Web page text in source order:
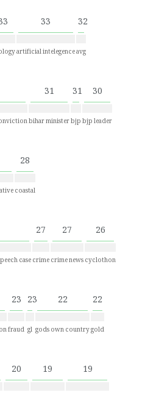
33
artificial intelegence
32
avg
31
bihar minister
31
bjp
30
bjp leader
28
coastal
case
27
crime
27
crime news
26
cyclothon
23
fraud
23
gl
22
gods own country
22
gold
20 19 19